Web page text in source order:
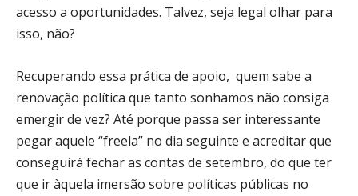
acesso a oportunidades. Talvez, seja legal olhar para
isso, não?
Recuperando essa prática de apoio, quem sabe a
renovação política que tanto sonhamos não consiga
emergir de vez? Até porque passa ser interessante
pegar aquele “freela” no dia seguinte e acreditar que
conseguirá fechar as contas de setembro, do que ter
que ir àquela imersão sobre políticas públicas no